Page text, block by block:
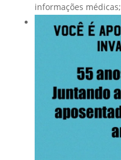
informações médicas;